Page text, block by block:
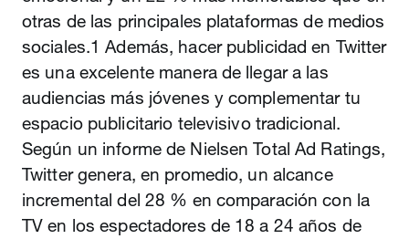
otras de las principales plataformas de medios
sociales.1 Además, hacer publicidad en Twitter
es una excelente manera de llegar a las
audiencias más jóvenes y complementar tu
espacio publicitario televisivo tradicional.
Según un informe de Nielsen Total Ad Ratings,
Twitter genera, en promedio, un alcance
incremental del 28 % en comparación con la
TV en los espectadores de 18 a 24 años de